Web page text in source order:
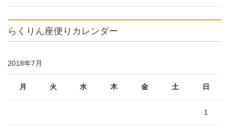
らくりん座便りカレンダー
2018年7月
月 火 水 木 金 土 日
1